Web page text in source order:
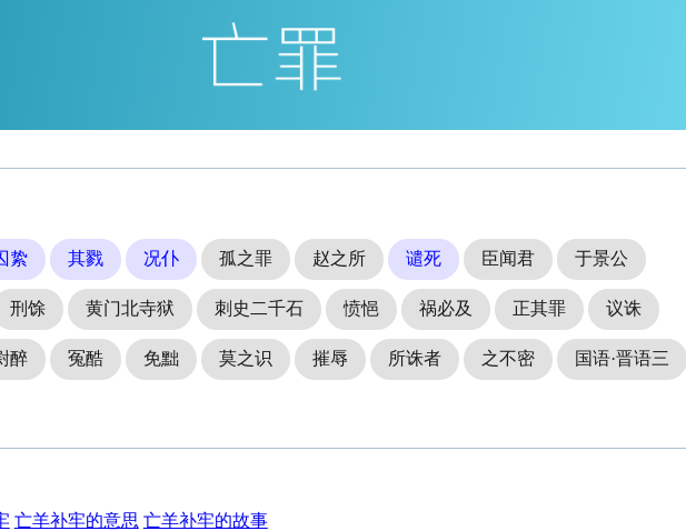
絷 其戮 况仆 孤之罪 赵之所 谴死 臣闻君 于景公
刑馀 黄门北寺狱 刺史二千石 愤悒 祸必及 正其罪 议诛
醉 冤酷 免黜 莫之识 摧辱 所诛者 之不密 国语·晋语三
亡羊补牢的意思 亡羊补牢的故事